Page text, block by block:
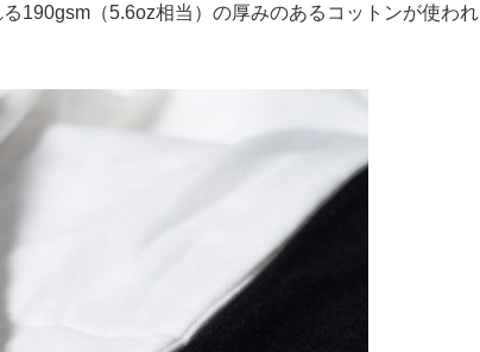
190gsm（5.6oz相当）の厚みのあるコットンが使われ